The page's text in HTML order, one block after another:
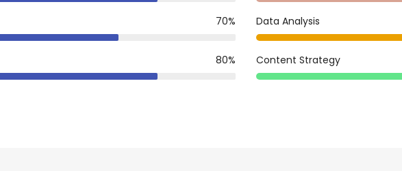
70%
80%
Data Analysis
Content Strategy